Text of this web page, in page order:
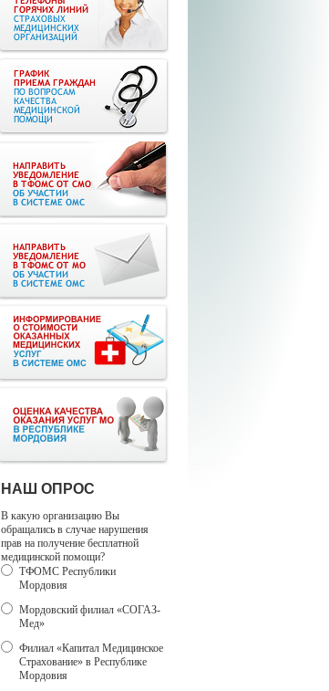
НАШ ОПРОС
В какую организацию Вы
обращались в случае нарушения
прав на получение бесплатной
медицинской помощи?
ТФОМС Республики
Мордовия
Мордовский филиал «СОГАЗ-
Мед»
Филиал «Капитал Медицинское
Страхование» в Республике
Мордовия